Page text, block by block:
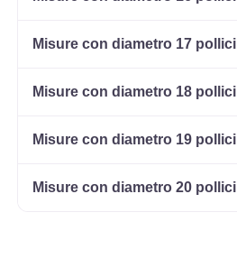
Misure con diametro 17 pollici
Misure con diametro 18 pollici
Misure con diametro 19 pollici
Misure con diametro 20 pollici